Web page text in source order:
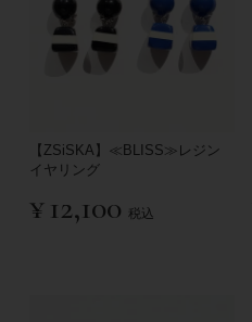
【ZSiSKA】≪BLISS≫レジン
イヤリング
¥ 12,100 税込